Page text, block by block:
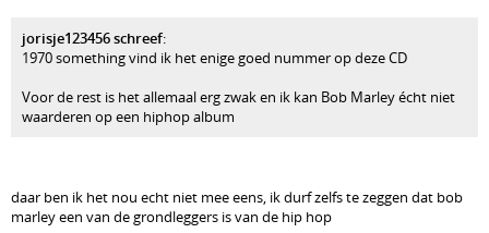
jorisje123456 schreef:
1970 something vind ik het enige goed nummer op deze CD
Voor de rest is het allemaal erg zwak en ik kan Bob Marley écht niet
waarderen op een hiphop album
daar ben ik het nou echt niet mee eens, ik durf zelfs te zeggen dat bob
marley een van de grondleggers is van de hip hop